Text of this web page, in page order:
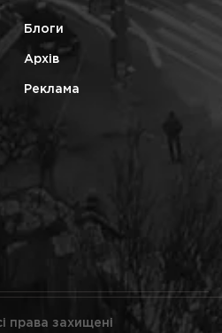
Блоги
Архів
Реклама
права захищені